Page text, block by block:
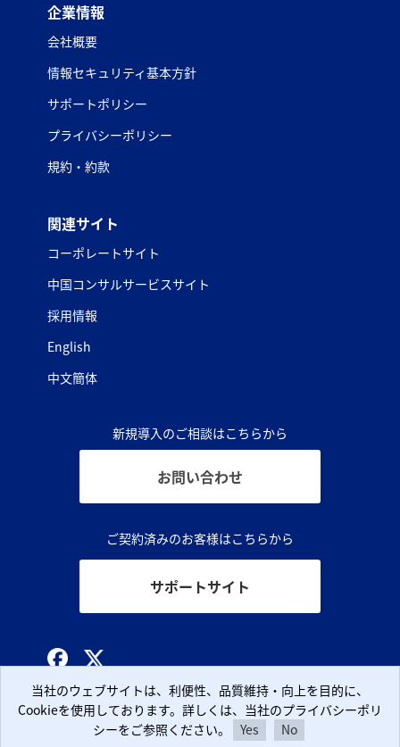
企業情報
会社概要
情報セキュリティ基本方針
サポートポリシー
プライバシーポリシー
規約・約款
関連サイト
コーポレートサイト
中国コンサルサービスサイト
採用情報
English
中文簡体
新規導入のご相談はこちらから
お問い合わせ
ご契約済みのお客様はこちらから
サポートサイト
© CLARA, Inc.
当社のウェブサイトは、利便性、品質維持・向上を目的に、
Cookieを使用しております。詳しくは、当社のプライバシーポリ
シーをご参照ください。
Yes No
当社のウェブサイトは、利便性、品質維持・向上を目的に、
Cookieを使用しております。詳しくは、当社のプライバシーポリ
シーをご参照ください。
Yes No